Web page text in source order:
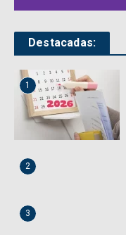
Destacadas:
1
2
3